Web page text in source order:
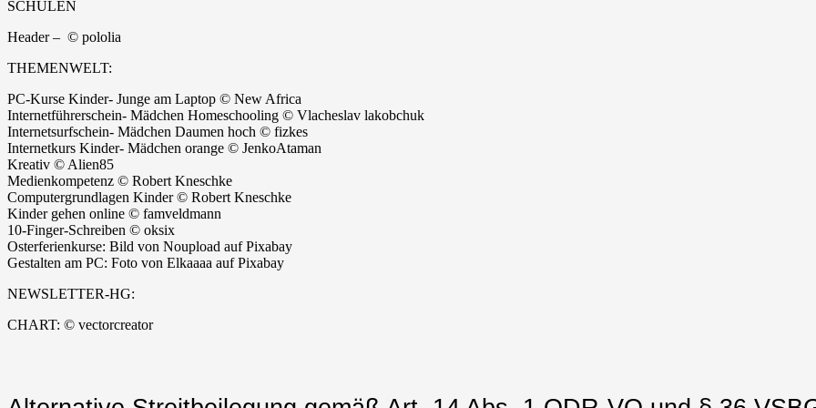
SCHULEN
Header – © pololia
THEMENWELT:
PC-Kurse Kinder- Junge am Laptop © New Africa
Internetführerschein- Mädchen Homeschooling © Vlacheslav lakobchuk
Internetsurfschein- Mädchen Daumen hoch © fizkes
Internetkurs Kinder- Mädchen orange © JenkoAtaman
Kreativ © Alien85
Medienkompetenz © Robert Kneschke
Computergrundlagen Kinder © Robert Kneschke
Kinder gehen online © famveldmann
10-Finger-Schreiben © oksix
Osterferienkurse: Bild von Noupload auf Pixabay
Gestalten am PC: Foto von Elkaaaa auf Pixabay
NEWSLETTER-HG:
CHART: © vectorcreator